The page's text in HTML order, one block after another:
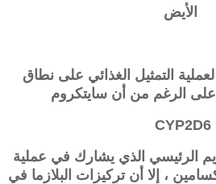
الأيض
التمثيل الغذائي على نطاق
الرغم من أن سايتكروم
CYP2D6
الرئيسي الذي يشارك في عملية
، إلا أن تركيزات البلازما في